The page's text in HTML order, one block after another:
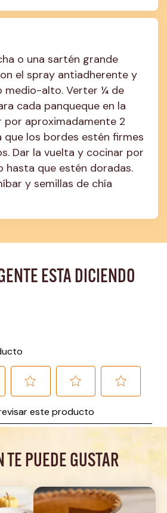
o una sartén grande
el spray antiadherente y
medio-alto. Verter ¼ de
cada panqueque en la
aproximadamente 2
los bordes estén firmes
Dar la vuelta y cocinar por
hasta que estén doradas.
y semillas de chía
ESTA DICIENDO
TE PUEDE GUSTAR